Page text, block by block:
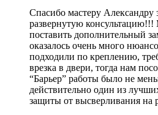
Спасибо мастеру Александру
развернутую
поставить дополнительный
оказалось очень много
подходили по креплению,
врезка в двери, тогда нам
“Барьер” работы было не
действительно один из
защиты от высверливания